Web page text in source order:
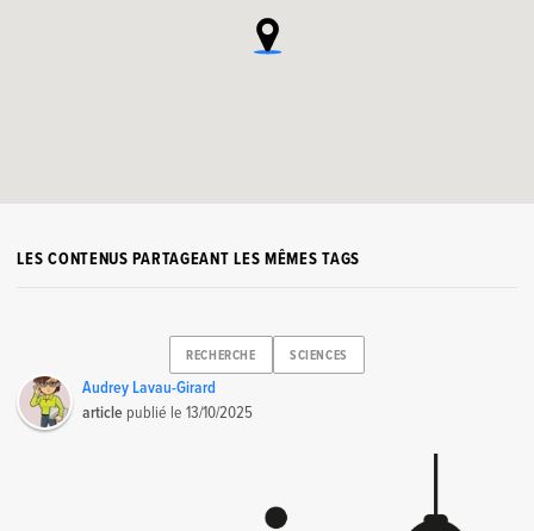
LES CONTENUS PARTAGEANT LES MÊMES TAGS
RECHERCHE SCIENCES
Audrey Lavau-Girard
article publié le13/10/2025